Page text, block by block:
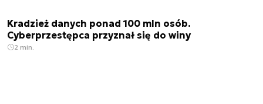
Kradzież danych ponad 100 mln osób.
Cyberprzestępca przyznał się do winy
2 min.